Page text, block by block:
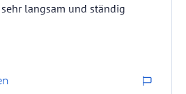
langsam und ständig